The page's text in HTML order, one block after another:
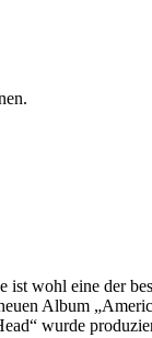
wohl eine der
Album
wurde